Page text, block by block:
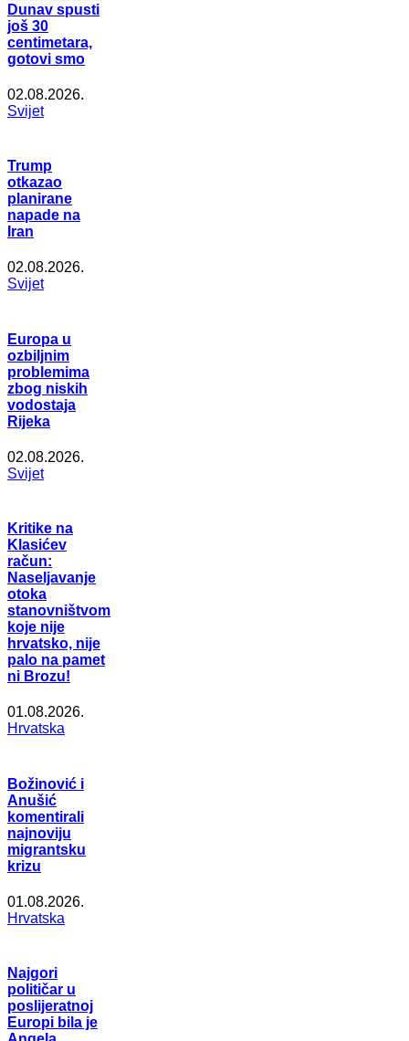
Dunav spusti
još 30
centimetara,
gotovi smo
02.08.2026.
Svijet
Trump
otkazao
planirane
napade na
Iran
02.08.2026.
Svijet
Europa u
ozbiljnim
problemima
zbog niskih
vodostaja
Rijeka
02.08.2026.
Svijet
Kritike na
Klasićev
račun:
Naseljavanje
otoka
stanovništvom
koje nije
hrvatsko, nije
palo na pamet
ni Brozu!
01.08.2026.
Hrvatska
Božinović i
Anušić
komentirali
najnoviju
migrantsku
krizu
01.08.2026.
Hrvatska
Najgori
političar u
poslijeratnoj
Europi bila je